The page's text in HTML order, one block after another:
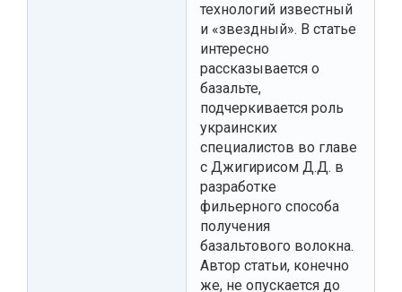
технологий известный
и «звездный». В статье
интересно
рассказывается о
базальте,
подчеркивается роль
украинских
специалистов во главе
с Джигирисом Д.Д. в
разработке
фильерного способа
получения
базальтового волокна.
Автор статьи, конечно
же, не опускается до